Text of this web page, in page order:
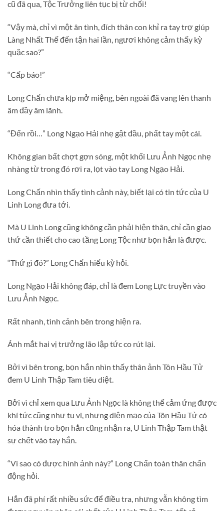
cũ đã qua, Tộc Trưởng liên tục bị từ chối!
“Vậy mà, chỉ vì một ân tình, đích thân con khỉ ra tay trợ giúp
Làng Nhất Thế đến tận hai lần, ngươi không cảm thấy kỳ
quặc sao?”
“Cấp báo!”
Long Chấn chưa kịp mở miệng, bên ngoài đã vang lên thanh
âm đầy âm lãnh.
“Đến rồi…” Long Ngạo Hải nhẹ gật đầu, phất tay một cái.
Không gian bất chợt gợn sóng, một khối Lưu Ảnh Ngọc nhẹ
nhàng từ trong đó rơi ra, lọt vào tay Long Ngạo Hải.
Long Chấn nhìn thấy tình cảnh này, biết lại có tin tức của U
Linh Long đưa tới.
Mà U Linh Long cũng không cần phải hiện thân, chỉ cần giao
thứ cần thiết cho cao tầng Long Tộc như bọn hắn là được.
“Thứ gì đó?” Long Chấn hiếu kỳ hỏi.
Long Ngạo Hải không đáp, chỉ là đem Long Lực truyền vào
Lưu Ảnh Ngọc.
Rất nhanh, tình cảnh bên trong hiện ra.
Ánh mắt hai vị trưởng lão lập tức co rút lại.
Bởi vì bên trong, bọn hắn nhìn thấy thân ảnh Tôn Hầu Tử
đem U Linh Thập Tam tiêu diệt.
Bởi vì chỉ xem qua Lưu Ảnh Ngọc là không thể cảm ứng được
khí tức cũng như tu vi, nhưng diện mạo của Tôn Hầu Tử có
hóa thành tro bọn hắn cũng nhận ra, U Linh Thập Tam thật
sự chết vào tay hắn.
“Vì sao có được hình ảnh này?” Long Chấn toàn thân chấn
động hỏi.
Hắn đã phí rất nhiều sức để điều tra, nhưng vẫn không tìm